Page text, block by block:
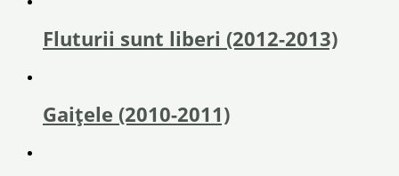
Fluturii sunt liberi (2012-2013)
Gaițele (2010-2011)